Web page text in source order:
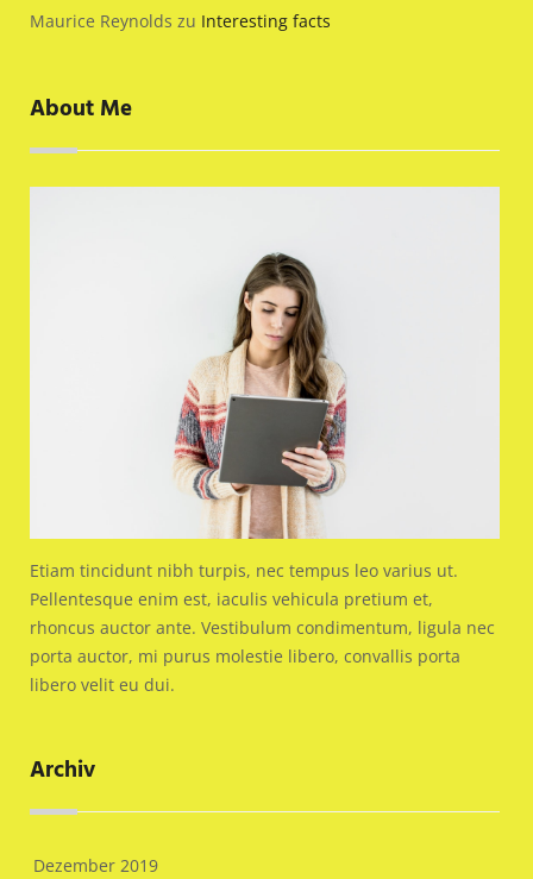
Maurice Reynolds zu Interesting facts
About Me
Etiam tincidunt nibh turpis, nec tempus leo varius ut.
Pellentesque enim est, iaculis vehicula pretium et,
rhoncus auctor ante. Vestibulum condimentum, ligula nec
porta auctor, mi purus molestie libero, convallis porta
libero velit eu dui.
Archiv
Dezember 2019